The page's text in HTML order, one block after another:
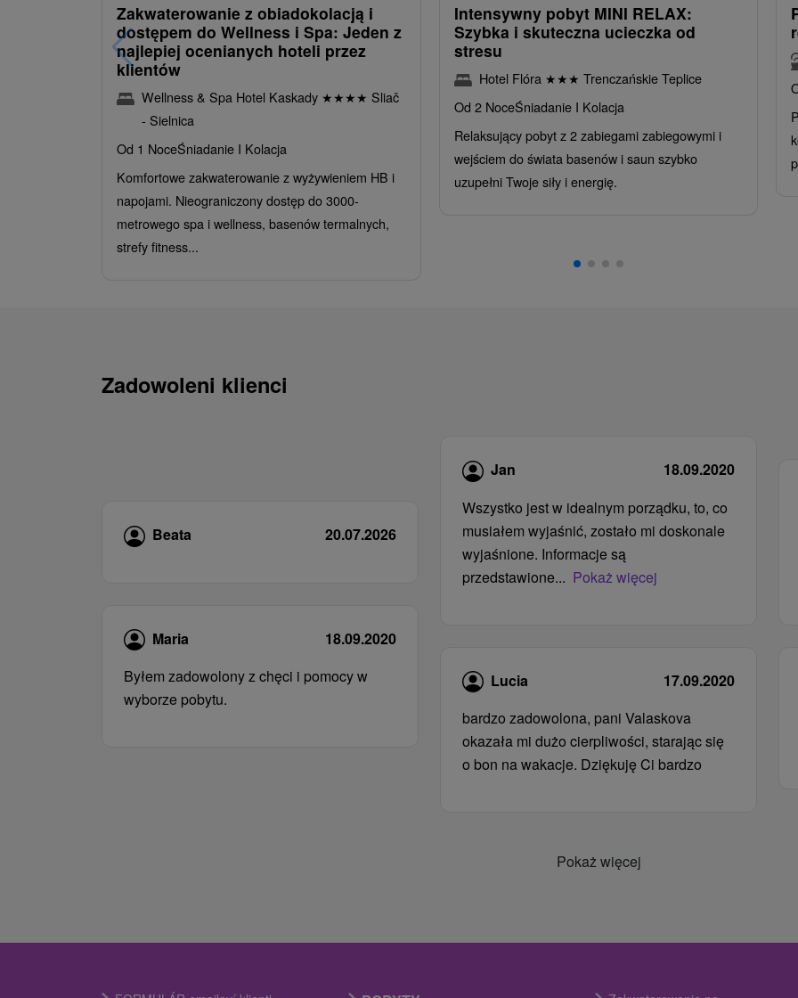
Zakwaterowanie z obiadokolacją i
dostępem do Wellness i Spa: Jeden z
najlepiej ocenianych hoteli przez
klientów
Wellness & Spa Hotel Kaskady ★★★★ Sliač
- Sielnica
Od 1 NoceŚniadanie I Kolacja
Komfortowe zakwaterowanie z wyżywieniem HB i
napojami. Nieograniczony dostęp do 3000-
metrowego spa i wellness, basenów termalnych,
strefy fitness...
Intensywny pobyt MINI RELAX:
Szybka i skuteczna ucieczka od
stresu
Hotel Flóra ★★★ Trenczańskie Teplice
Od 2 NoceŚniadanie I Kolacja
Relaksujący pobyt z 2 zabiegami zabiegowymi i
wejściem do świata basenów i saun szybko
uzupełni Twoje siły i energię.
Zadowoleni klienci
Beata 20.07.2026
Maria
18.09.2020
Byłem zadowolony z chęci i pomocy w
wyborze pobytu.
Jan
18.09.2020
Wszystko jest w idealnym porządku, to, co
musiałem wyjaśnić, zostało mi doskonale
wyjaśnione. Informacje są
przedstawione... Pokaż więcej
Lucia
17.09.2020
bardzo zadowolona, ​​pani Valaskova
okazała mi dużo cierpliwości, starając się
o bon na wakacje. Dziękuję Ci bardzo
Pokaż więcej